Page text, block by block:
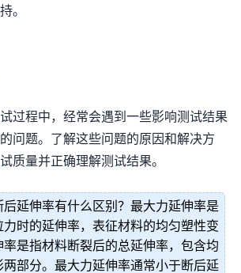
。
过程中，经常会遇到一些影响测试结果
问题。了解这些问题的原因和解决方
质量并正确理解测试结果。
延伸率有什么区别？最大力延伸率是
时的延伸率，表征材料的均匀塑性变
是指材料断裂后的总延伸率，包含均
部分。最大力延伸率通常小于断后延